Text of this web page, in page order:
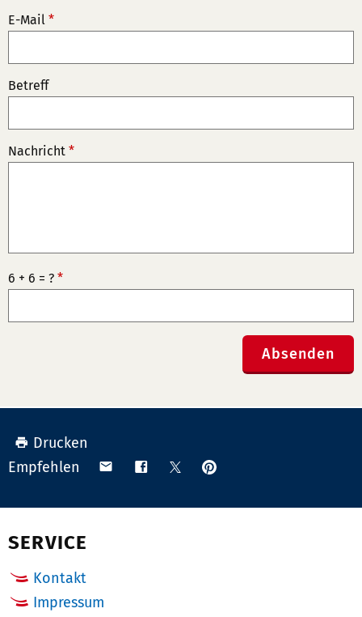
E-Mail *
Betreff
Nachricht *
6 + 6 = ? *
Absenden
Drucken
Empfehlen
Teilen Teilen TeilenAnpinnen
SERVICE
Kontakt
Impressum